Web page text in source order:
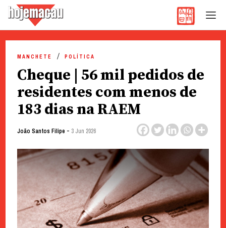
content
MANCHETE POLÍTICA
Cheque | 56 mil pedidos de
residentes com menos de
183 dias na RAEM
João Santos Filipe - 3 Jun 2026